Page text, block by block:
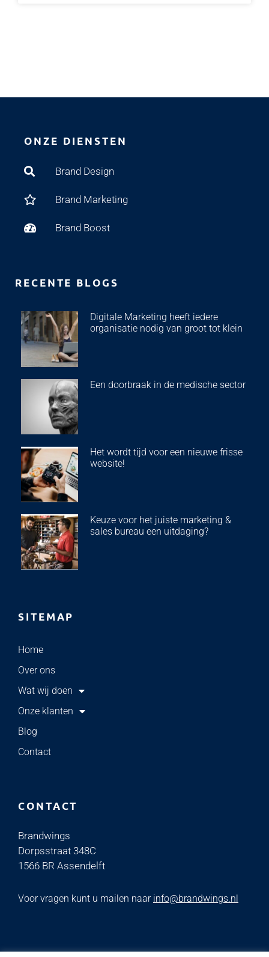
ONZE DIENSTEN
Brand Design
Brand Marketing
Brand Boost
RECENTE BLOGS
Digitale Marketing heeft iedere
organisatie nodig van groot tot klein
Een doorbraak in de medische sector
Het wordt tijd voor een nieuwe frisse
website!
Keuze voor het juiste marketing &
sales bureau een uitdaging?
SITEMAP
Home
Over ons
Wat wij doen
Onze klanten
Blog
Contact
CONTACT
Brandwings
Dorpsstraat 348C
1566 BR Assendelft
Voor vragen kunt u mailen naar info@brandwings.nl